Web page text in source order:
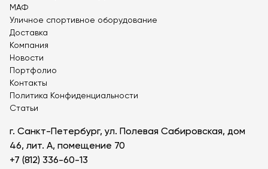
Оборудование для выгула и дрессировки собак
Показать все товары
Уличное спортивное оборудование
Спортивные площадки в ЭКО-стиле
Оборудование для воркаута
Параворкаут
УРБАНИКА спорт
МАФ
Уличное спортивное оборудование
Доставка
Компания
Новости
Портфолио
Контакты
Политика Конфиденциальности
Статьи
г. Санкт-Петербург, ул. Полевая Сабировская, дом
46, лит. А, помещение 70
+7 (812) 336-60-13